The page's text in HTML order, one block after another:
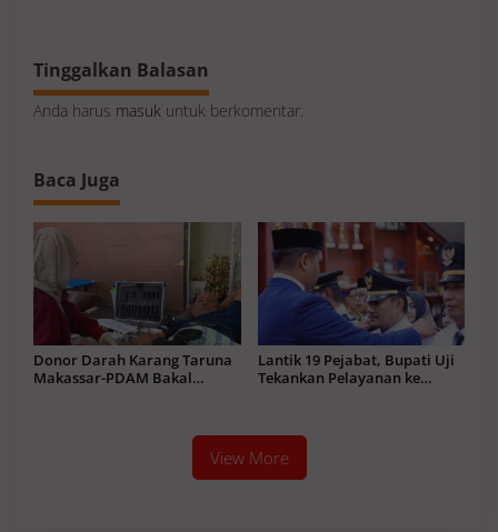
Tinggalkan Balasan
Anda harus masuk untuk berkomentar.
Baca Juga
Donor Darah Karang Taruna
Makassar-PDAM Bakal
Lantik 19 Pejabat, Bupati Uji
Tekankan Pelayanan ke
View More